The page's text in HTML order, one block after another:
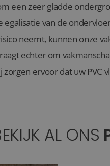
een zeer gladde
van de
neemt, kunnen onze
echter om
ervoor dat uw PVC
AL ONS